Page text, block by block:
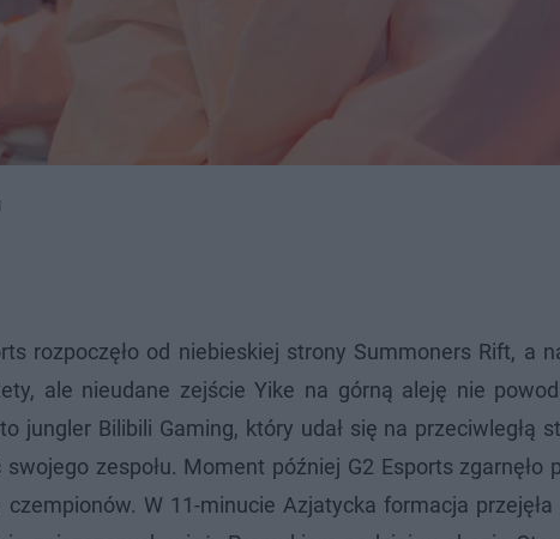
rozpoczęło od niebieskiej strony Summoners Rift, a
ale nieudane zejście Yike na górną aleję nie
jungler Bilibili Gaming, który udał się na przeciwległą
zespołu. Moment później G2 Esports zgarnęło
W 11-minucie Azjatycka formacja przejęła